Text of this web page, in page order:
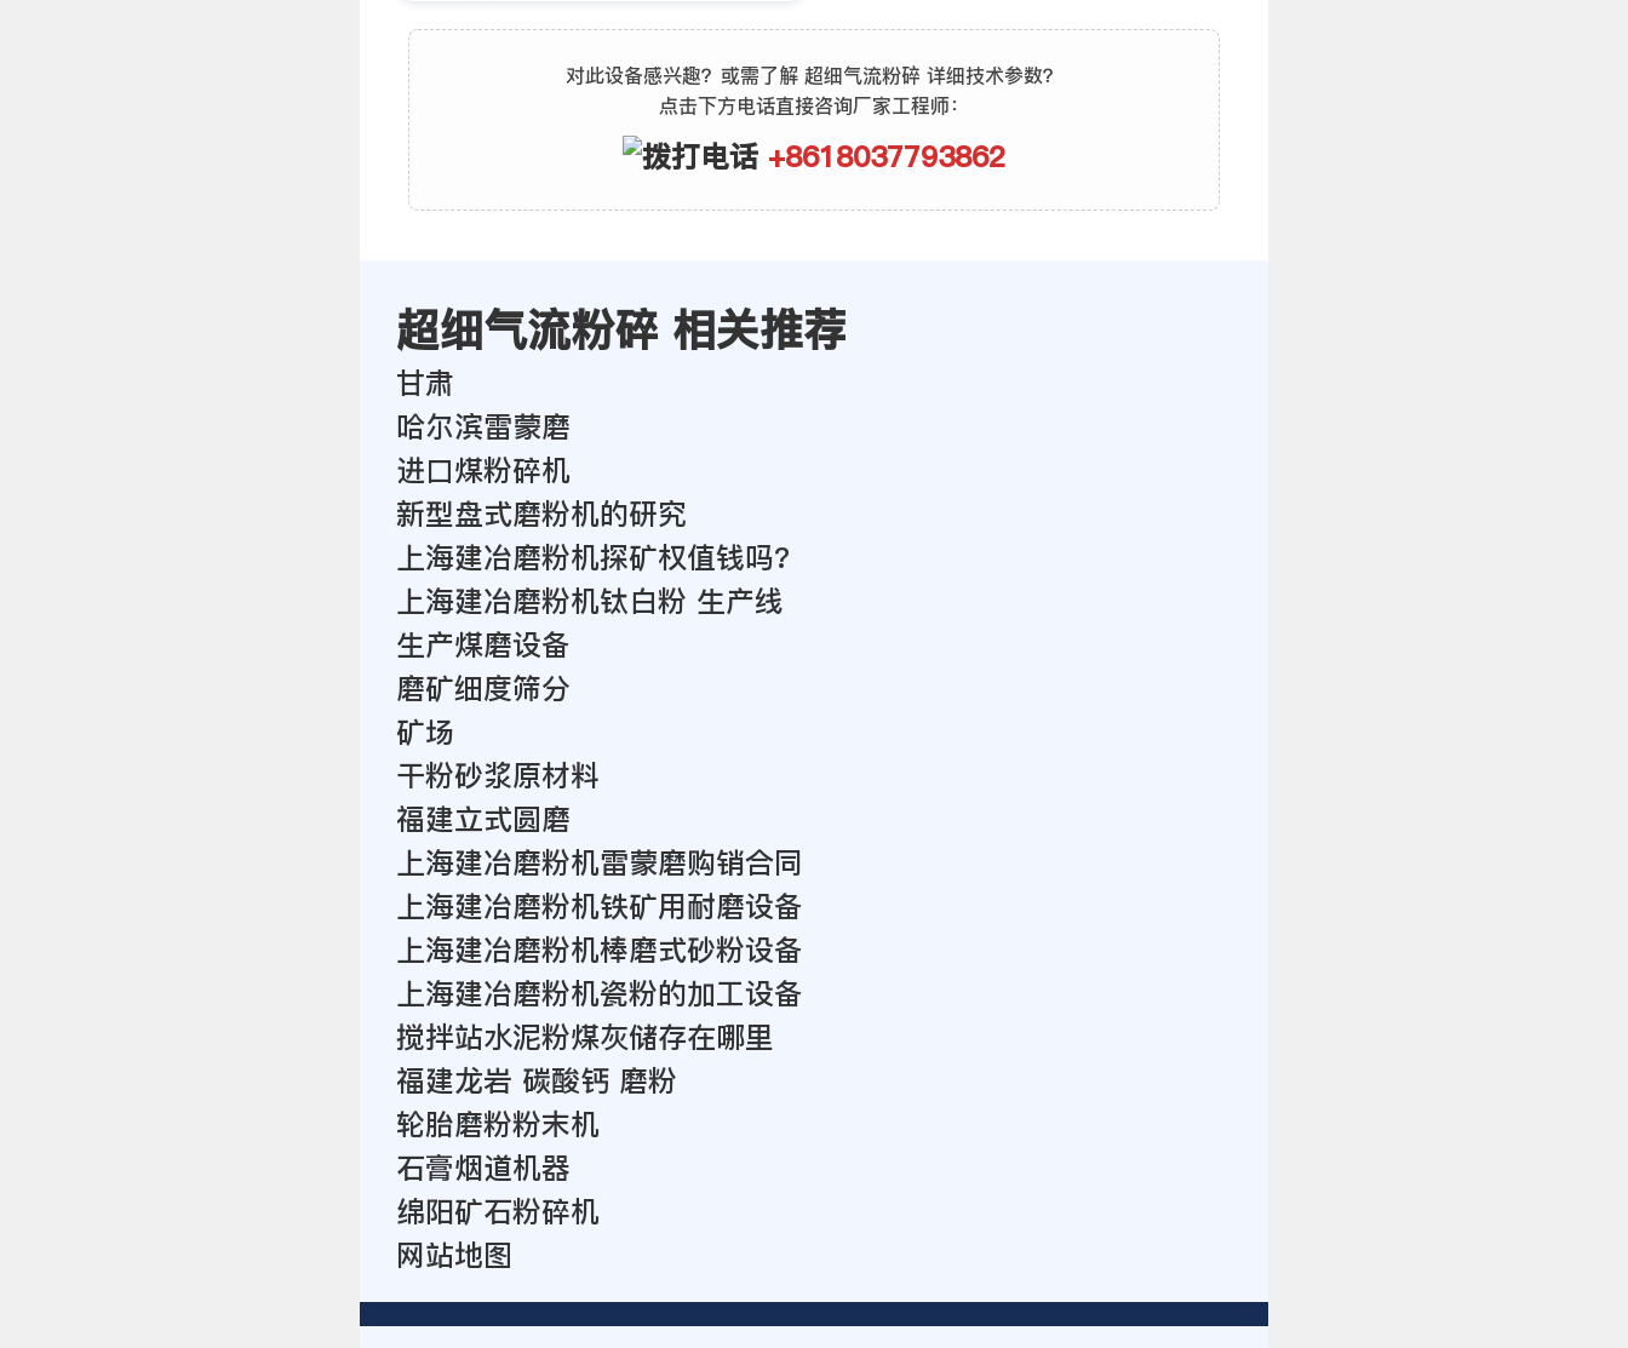
对此设备感兴趣？或需了解 超细气流粉碎 详细技术参数？
点击下方电话直接咨询厂家工程师：
+8618037793862
超细气流粉碎 相关推荐
甘肃
哈尔滨雷蒙磨
进口煤粉碎机
新型盘式磨粉机的研究
上海建冶磨粉机探矿权值钱吗?
上海建冶磨粉机钛白粉 生产线
生产煤磨设备
磨矿细度筛分
矿场
干粉砂浆原材料
福建立式圆磨
上海建冶磨粉机雷蒙磨购销合同
上海建冶磨粉机铁矿用耐磨设备
上海建冶磨粉机棒磨式砂粉设备
上海建冶磨粉机瓷粉的加工设备
搅拌站水泥粉煤灰储存在哪里
福建龙岩 碳酸钙 磨粉
轮胎磨粉粉末机
石膏烟道机器
绵阳矿石粉碎机
网站地图